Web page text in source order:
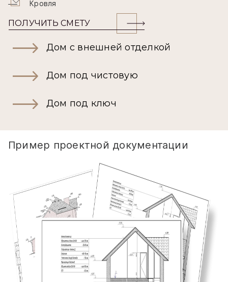
Кровля
ПОЛУЧИТЬ СМЕТУ
Дом с внешней отделкой
Дом под чистовую
Дом под ключ
Пример проектной документации